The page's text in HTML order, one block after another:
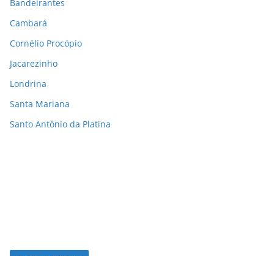
Bandeirantes
Cambará
Cornélio Procópio
Jacarezinho
Londrina
Santa Mariana
Santo Antônio da Platina